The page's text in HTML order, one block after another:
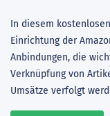
In diesem
Einrichtung der
Anbindungen, die
Verknüpfung von
Umsätze verfolgt